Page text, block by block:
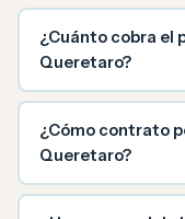
¿Cuánto cobra el
Queretaro?
¿Cómo contrato
Queretaro?